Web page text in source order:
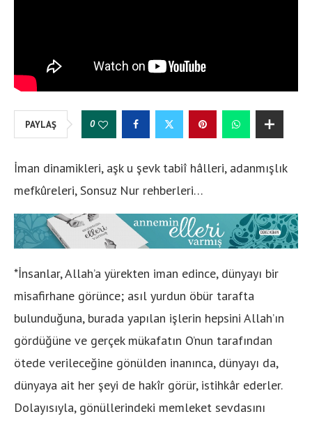
PAYLAŞ 0
İman dinamikleri, aşk u şevk tabiî hâlleri, adanmışlık
mefkûreleri, Sonsuz Nur rehberleri…
*İnsanlar, Allah’a yürekten iman edince, dünyayı bir
misafirhane görünce; asıl yurdun öbür tarafta
bulunduğuna, burada yapılan işlerin hepsini Allah’ın
gördüğüne ve gerçek mükafatın O’nun tarafından
ötede verileceğine gönülden inanınca, dünyayı da,
dünyaya ait her şeyi de hakîr görür, istihkâr ederler.
Dolayısıyla, gönüllerindeki memleket sevdasını